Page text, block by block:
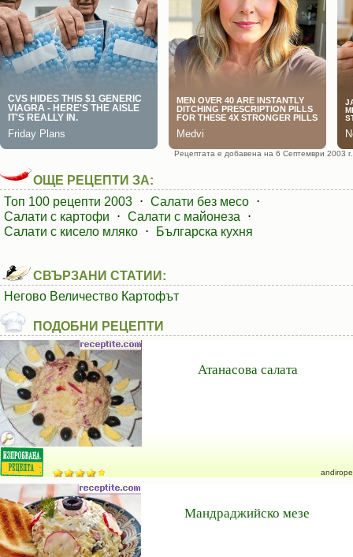
Рецептата е добавена на 6 Септември 2003 г.
ОЩЕ РЕЦЕПТИ ЗА:
Топ 100 рецепти 2003 ⋅ Салати без месо ⋅
Салати с картофи
⋅ Салати с майонеза
⋅
Салати с кисело мляко ⋅ Българска кухня
СВЪРЗАНИ СТАТИИ:
Негово Величество Картофът
ПОДОБНИ РЕЦЕПТИ
Атанасова салата
andirope
Мандраджийско мезе